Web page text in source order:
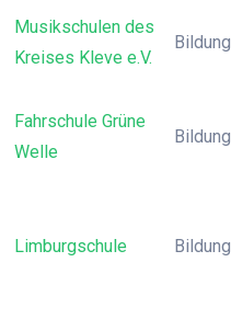
Musikschulen des
Kreises Kleve e.V.
Bildung
Fahrschule Grüne
Welle
Bildung
Limburgschule Bildung